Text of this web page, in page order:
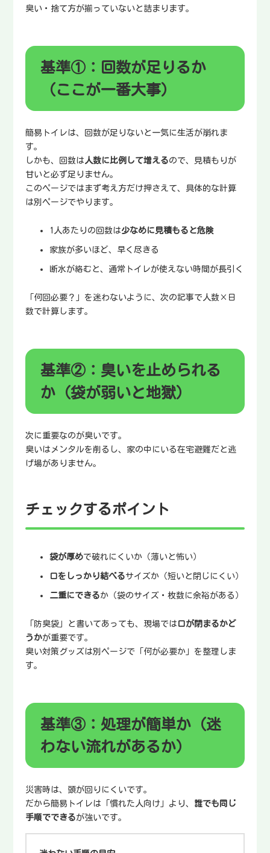
臭い・捨て方が揃っていないと詰まります。
基準①：回数が足りるか
（ここが一番大事）
簡易トイレは、回数が足りないと一気に生活が崩れま
す。
しかも、回数は 人数に比例して増えるので、見積もりが
甘いと必ず足りません。
このページではまず考え方だけ押さえて、具体的な計算
は別ページでやります。
1人あたりの回数は少なめに見積もると危険
家族が多いほど、早く尽きる
断水が絡むと、通常トイレが使えない時間が長引く
「何回必要？」を迷わないように、次の記事で人数×日
数で計算します。
基準②：臭いを止められる
か（袋が弱いと地獄）
次に重要なのが臭いです。
臭いはメンタルを削るし、家の中にいる在宅避難だと逃
げ場がありません。
チェックするポイント
袋が厚めで破れにくいか（薄いと怖い）
口をしっかり結べるサイズか（短いと閉じにくい）
二重にできるか（袋のサイズ・枚数に余裕がある）
「防臭袋」と書いてあっても、現場では 口が閉まるかど
うかが重要です。
臭い対策グッズは別ページで「何が必要か」を整理しま
す。
基準③：処理が簡単か（迷
わない流れがあるか）
災害時は、頭が回りにくいです。
だから簡易トイレは「慣れた人向け」より、 誰でも同じ
手順でできるが強いです。